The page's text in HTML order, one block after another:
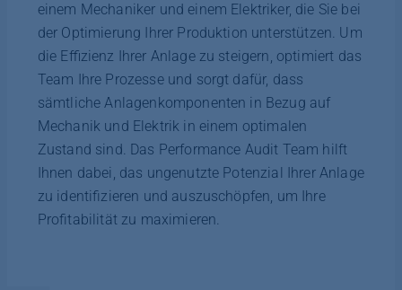
einem Mechaniker und einem Elektriker, die Sie bei
der Optimierung Ihrer Produktion unterstützen. Um
die Effizienz Ihrer Anlage zu steigern, optimiert das
Team Ihre Prozesse und sorgt dafür, dass
sämtliche Anlagenkomponenten in Bezug auf
Mechanik und Elektrik in einem optimalen
Zustand sind. Das Performance Audit Team hilft
Ihnen dabei, das ungenutzte Potenzial Ihrer Anlage
zu identifizieren und auszuschöpfen, um Ihre
Profitabilität zu maximieren.